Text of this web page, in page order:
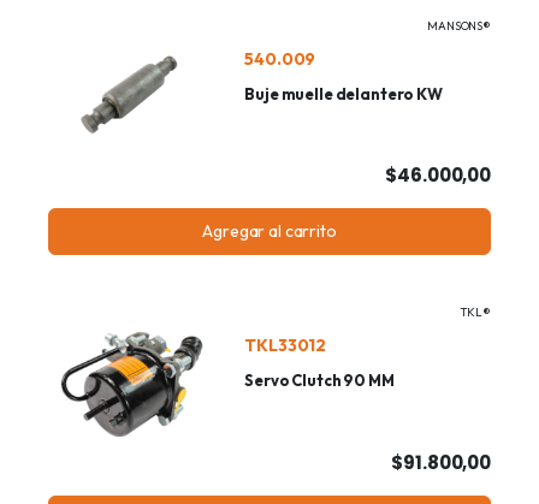
MANSONS®
540.009
Buje muelle delantero KW
$46.000,00
Agregar al carrito
TKL®
TKL33012
Servo Clutch 90 MM
$91.800,00